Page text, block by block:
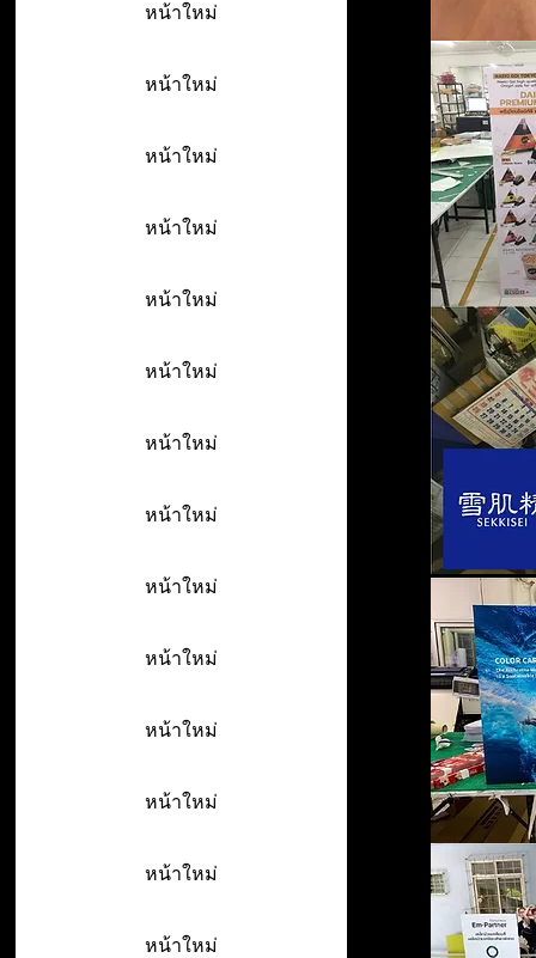
หน้าใหม่
หน้าใหม่
หน้าใหม่
หน้าใหม่
หน้าใหม่
หน้าใหม่
หน้าใหม่
หน้าใหม่
หน้าใหม่
หน้าใหม่
หน้าใหม่
หน้าใหม่
หน้าใหม่
หน้าใหม่